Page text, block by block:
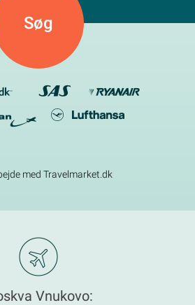
5
med Travelmarket.dk
Vnukovo: